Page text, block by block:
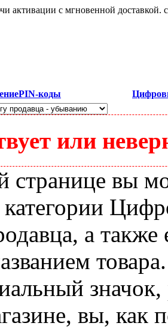
активации с мгновенной доставкой.
PIN-коды
или
странице вы
категории
а
вы, как